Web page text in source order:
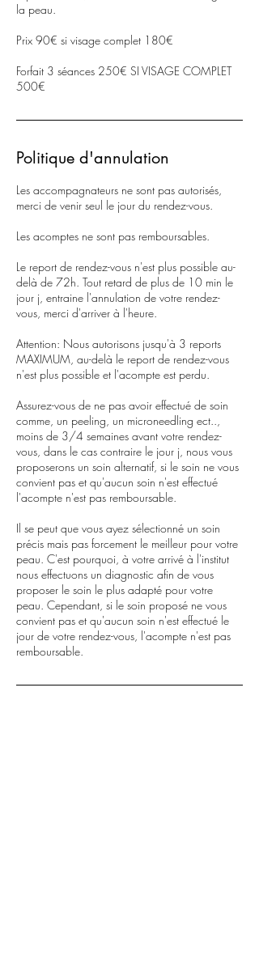
la peau.
Prix 90€ si visage complet 180€
Forfait 3 séances 250€ SI VISAGE COMPLET
Politique d'annulation
Les accompagnateurs ne sont pas autorisés,
merci de venir seul le jour du rendez-vous.
Les acomptes ne sont pas remboursables.
Le report de rendez-vous n'est plus possible au-
delà de 72h. Tout retard de plus de 10 min le
jour j, entraine l'annulation de votre rendez-
vous, merci d'arriver à l'heure.
Attention: Nous autorisons jusqu'à 3 reports
MAXIMUM, au-delà le report de rendez-vous
n'est plus possible et l'acompte est perdu.
Assurez-vous de ne pas avoir effectué de soin
comme, un peeling, un microneedling ect..,
moins de 3/4 semaines avant votre rendez-
vous, dans le cas contraire le jour j, nous vous
proposerons un soin alternatif, si le soin ne vous
convient pas et qu'aucun soin n'est effectué
l'acompte n'est pas remboursable.
Il se peut que vous ayez sélectionné un soin
précis mais pas forcement le meilleur pour votre
peau. C'est pourquoi, à votre arrivé à l'institut
nous effectuons un diagnostic afin de vous
proposer le soin le plus adapté pour votre
peau. Cependant, si le soin proposé ne vous
convient pas et qu'aucun soin n'est effectué le
jour de votre rendez-vous, l'acompte n'est pas
remboursable.